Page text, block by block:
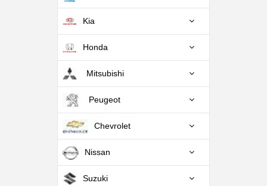
Kia
Honda
Mitsubishi
Peugeot
Chevrolet
Nissan
Suzuki